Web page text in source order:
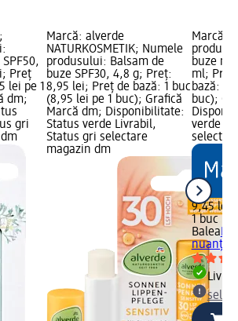
Preț
lei pe 1
dm;
gri
Marcă: alverde
NATURKOSMETIK; Numele
produsului: Balsam de
buze SPF30, 4,8 g; Preț:
8,95 lei; Preț de bază: 1 buc
(8,95 lei pe 1 buc); Grafică
Marcă dm; Disponibilitate:
Status verde Livrabil,
Status gri selectare
magazin dm
Marcă:
buze
ml;
bază: 1
buc);
verde
9,45 lei
1 buc
Balea